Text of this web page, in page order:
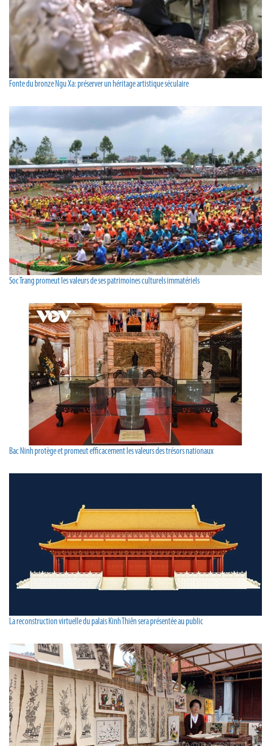
Fonte du bronze Ngu Xa: préserver un héritage artistique séculaire
Soc Trang promeut les valeurs de ses patrimoines culturels immatériels
Bac Ninh protège et promeut efficacement les valeurs des trésors nationaux
La reconstruction virtuelle du palais Kinh Thiên sera présentée au public